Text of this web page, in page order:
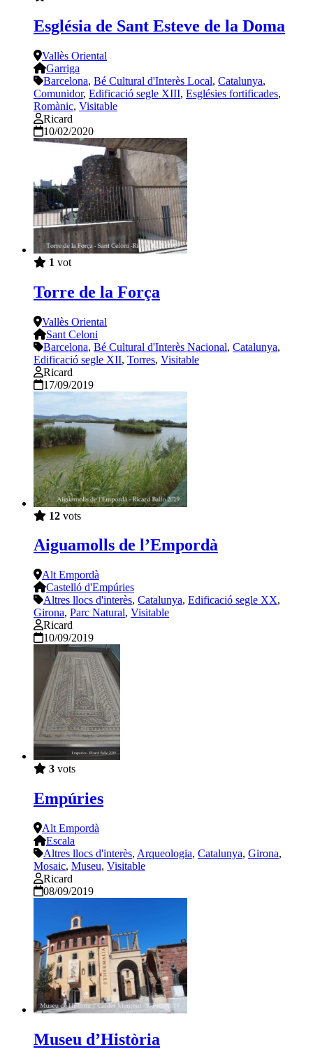
Església de Sant Esteve de la Doma
Vallès Oriental
Garriga
Barcelona, Bé Cultural d'Interès Local, Catalunya,
Comunidor, Edificació segle XIII, Esglésies fortificades,
Romànic, Visitable
Ricard
10/02/2020
1 vot
Torre de la Força
Vallès Oriental
Sant Celoni
Barcelona, Bé Cultural d'Interès Nacional, Catalunya,
Edificació segle XII, Torres, Visitable
Ricard
17/09/2019
12 vots
Aiguamolls de l’Empordà
Alt Empordà
Castelló d'Empúries
Altres llocs d'interès, Catalunya, Edificació segle XX,
Girona, Parc Natural, Visitable
Ricard
10/09/2019
3 vots
Empúries
Alt Empordà
Escala
Altres llocs d'interès, Arqueologia, Catalunya, Girona,
Mosaic, Museu, Visitable
Ricard
08/09/2019
Museu d’Història